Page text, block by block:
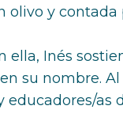
y contada
ella, Inés
su nombre.
as